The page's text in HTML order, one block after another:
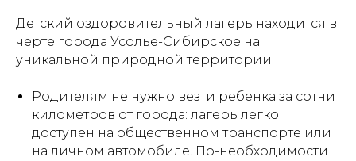
Детский оздоровительный лагерь находится в
черте города Усолье-Сибирское на
уникальной природной территории.
Родителям не нужно везти ребенка за сотни
километров от города: лагерь легко
доступен на общественном транспорте или
на личном автомобиле. По-необходимости